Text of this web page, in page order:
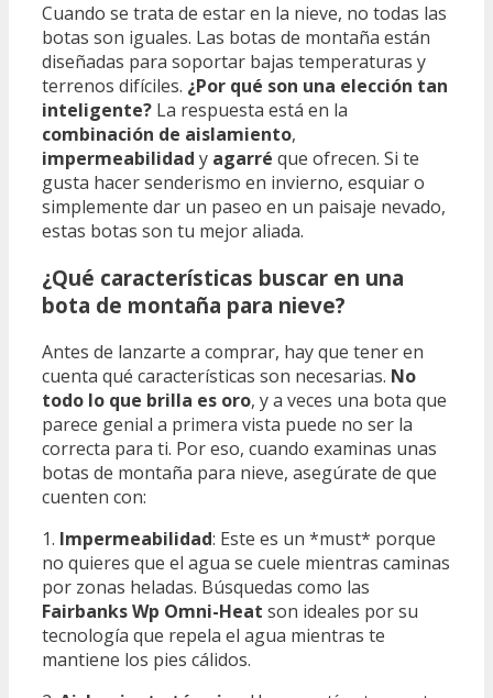
Cuando se trata de estar en la nieve, no todas las
botas son iguales. Las botas de montaña están
diseñadas para soportar bajas temperaturas y
terrenos difíciles. ¿Por qué son una elección tan
inteligente? La respuesta está en la
combinación de aislamiento,
impermeabilidad y agarré que ofrecen. Si te
gusta hacer senderismo en invierno, esquiar o
simplemente dar un paseo en un paisaje nevado,
estas botas son tu mejor aliada.
¿Qué características buscar en una
bota de montaña para nieve?
Antes de lanzarte a comprar, hay que tener en
cuenta qué características son necesarias. No
todo lo que brilla es oro, y a veces una bota que
parece genial a primera vista puede no ser la
correcta para ti. Por eso, cuando examinas unas
botas de montaña para nieve, asegúrate de que
cuenten con:
1. Impermeabilidad: Este es un *must* porque
no quieres que el agua se cuele mientras caminas
por zonas heladas. Búsquedas como las
Fairbanks Wp Omni-Heat son ideales por su
tecnología que repela el agua mientras te
mantiene los pies cálidos.